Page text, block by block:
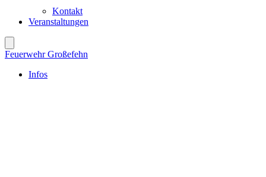
Kontakt
Veranstaltungen
Feuerwehr Großefehn
Infos